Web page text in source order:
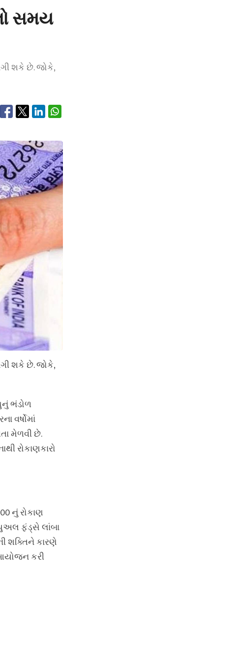
સમય
શકે છે. જોકે,
શકે છે. જોકે,
ભંડોળ
વર્ષોમાં
મેળવી છે.
રોકાણકારો
નું રોકાણ
ફંડ્સે લાંબા
શક્તિને કારણે
કરી